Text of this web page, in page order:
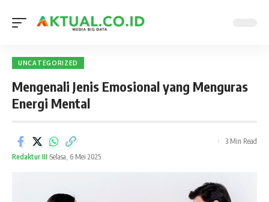
UNCATEGORIZED
Mengenali Jenis Emosional yang Menguras
Energi Mental
Redaktur III Selasa, 6 Mei 2025
3 Min Read